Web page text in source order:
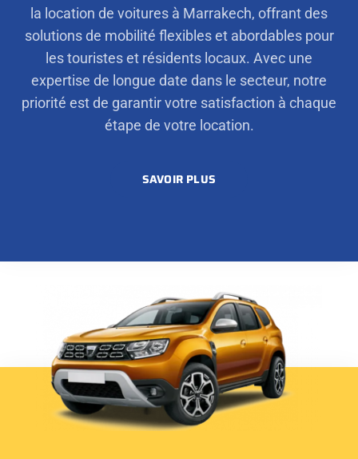
la location de voitures à Marrakech, offrant des
solutions de mobilité flexibles et abordables pour
les touristes et résidents locaux. Avec une
expertise de longue date dans le secteur, notre
priorité est de garantir votre satisfaction à chaque
étape de votre location.
SAVOIR PLUS